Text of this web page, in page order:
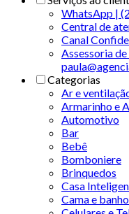
WhatsApp |
Central de
Canal
Assessoria
Categorias
Ar e
Armarinho e
Automotivo
Bar
Bebê
Bomboniere
Brinquedos
Casa
Cama e banho